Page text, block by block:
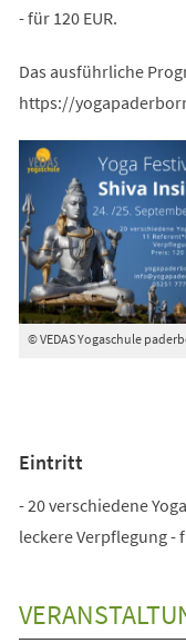
- für 120 EUR.
Das ausführliche
https://
© VEDAS Yogaschule
Eintritt
- 20 verschiedene
leckere Verpflegung -